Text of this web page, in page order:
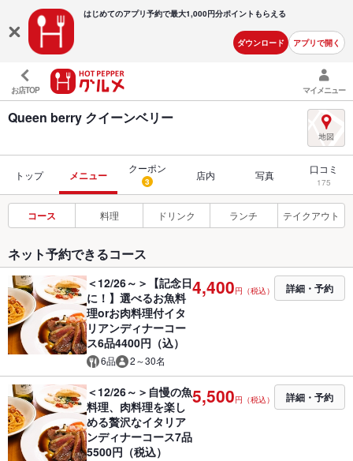
はじめてのアプリ予約で最大1,000円分ポイントもらえる
ダウンロード アプリで開く
お店TOP マイメニュー
Queen berry クイーンベリー
トップ メニュー
クーポン
3 店内 写真 口コミ
175
コース 料理 ドリンク ランチ テイクアウト
ネット予約できるコース
＜12/26～＞【記念日
に！】選べるお魚料
理orお肉料理付イタ
リアンディナーコー
ス6品4400円（込）
6品 2～30名
4,400円（税込） 詳細・予約
＜12/26～＞自慢の魚
料理、肉料理を楽し
める贅沢なイタリア
ンディナーコース7品
5500円（税込）
5,500円（税込） 詳細・予約